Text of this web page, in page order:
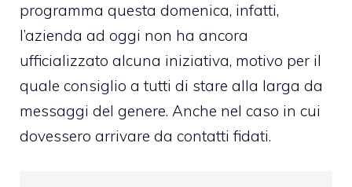
programma questa domenica, infatti,
l’azienda ad oggi non ha ancora
ufficializzato alcuna iniziativa, motivo per il
quale consiglio a tutti di stare alla larga da
messaggi del genere. Anche nel caso in cui
dovessero arrivare da contatti fidati.